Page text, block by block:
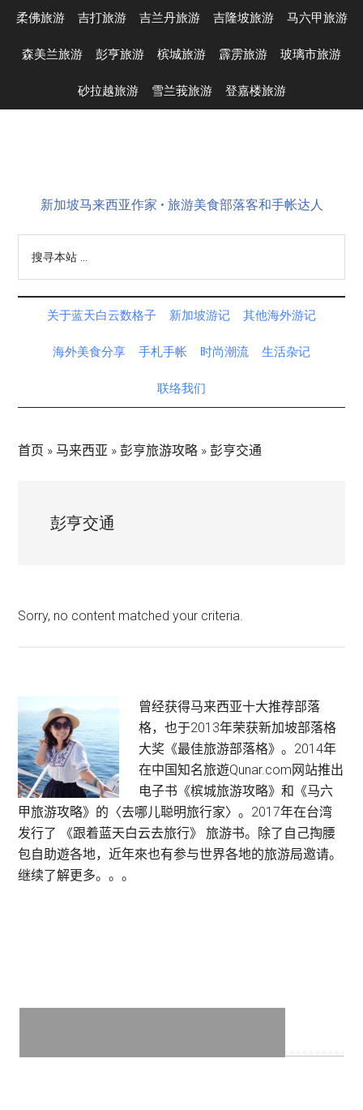
Skip
main
Skip
secondary
Skip
primary
Skip
footer
柔佛旅游 吉打旅游 吉兰丹旅游 吉隆坡旅游 马六甲旅游
森美兰旅游 彭亨旅游 槟城旅游 霹雳旅游 玻璃市旅游
砂拉越旅游 雪兰莪旅游 登嘉楼旅游
新加坡马来西亚作家 • 旅游美食部落客和手帐达人
关于蓝天白云数格子 新加坡游记 其他海外游记
海外美食分享 手札手帐 时尚潮流 生活杂记
联络我们
首页 » 马来西亚 »彭亨旅游攻略 »彭亨交通
彭亨交通
Sorry, no content matched your criteria.
Primary
Sidebar
曾经获得马来西亚十大推荐部落
格，也于2013年荣获新加坡部落格
大奖《最佳旅游部落格》。2014年
在中国知名旅遊Qunar.com网站推出
电子书《槟城旅游攻略》和《马六
甲旅游攻略》的〈去哪儿聪明旅行家〉。2017年在台湾
发行了 《跟着蓝天白云去旅行》 旅游书。除了自己掏腰
包自助遊各地，近年來也有参与世界各地的旅游局邀请。
继续了解更多。。。